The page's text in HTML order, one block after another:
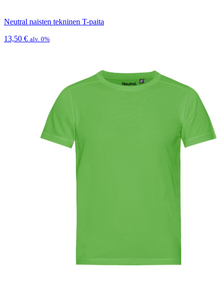
Neutral naisten tekninen T-paita
13,50 € alv. 0%